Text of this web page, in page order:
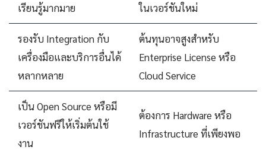
เรียนรู้มากมาย
ในเวอร์ชันใหม่
รองรับ Integration กับ
เครื่องมือและบริการอื่นได้
หลากหลาย
ต้นทุนอาจสูงสำหรับ
Enterprise License หรือ
Cloud Service
เป็น Open Source หรือมี
เวอร์ชันฟรีให้เริ่มต้นใช้
งาน
ต้องการ Hardware หรือ
Infrastructure ที่เพียงพอ